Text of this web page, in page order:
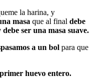
la harina, y
masa que al final debe
ser una masa suave.
a un bol para que
huevo entero.